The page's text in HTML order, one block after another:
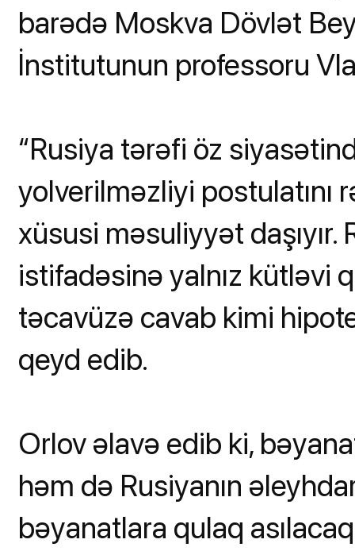
barədə Moskva Dövlət
İnstitutunun professoru
“Rusiya tərəfi öz
yolverilməzliyi postulatını
xüsusi məsuliyyət daşıyır.
istifadəsinə yalnız kütləvi
təcavüzə cavab kimi
qeyd edib.
Orlov əlavə edib ki,
həm də Rusiyanın
bəyanatlara qulaq